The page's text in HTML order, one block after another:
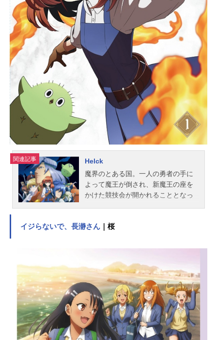
可子ハッピー：釘宮理恵ワイズ・シ
ュタイナー：手塚ヒロミチＥＭピー
ノ：井澤詩織ホムラ・コウゲツ：青
木志貴エルシー・クリムゾン：大原
さやかジギー：大塚芳忠マザー：井
上喜久子ウィッチ・リグレット：安
野希世乃ジャスティス：浪川大輔ジ
ン：新祐樹モスコ：岩田光央ラビリ
ア・クリスティ：綾乃あゆみシスタ
ー・イヴリィ：藤井ゆきよハーミッ
ト・ミオ：高尾奏音ドラッケン・ジ
ョー：楠大典シャオメイ：井上ほの
花ヴァ...
関連記事
Helck
魔界のとある国。一人の勇者の手に
よって魔王が倒され、新魔王の座を
かけた競技会が開かれることとなっ
ヘルクの参加に激怒する。決勝戦を
を受け、ヴァミリオはヘルクを含む
城奪還へと旅立った。笑顔で「人間
を滅ぼそう」と語るヘルク。果たし
てその言葉は本心か？ 笑顔に隠さ
れた真実とは……作品名Helck放送形
態TVアニメスケジュール2023年7月1
1日（火）〜2023年12月19日（火）
日本テレビほか話数全24話キャスト
イジらないで、長瀞さん ｜桜